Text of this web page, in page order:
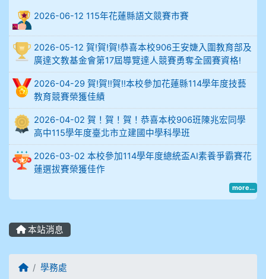
912余 嘉 5A10+
914謝佩臻 5A10+
902蘇奕愷
903陳品帆
904彭子庭
905蔣昇和
906江彥臻
907張晏寧
2026-06-12 115年花蓮縣語文競賽市賽
2026-05-12 賀!賀!賀!恭喜本校906王安婕入圍教育部及
廣達文教基金會第17屆導覽達人競賽勇奪全國賽資格!
2026-04-29 賀!賀!!賀!!本校參加花蓮縣114學年度技藝
教育競賽榮獲佳績
2026-04-02 賀！賀！賀！恭喜本校906班陳兆宏同學
高中115學年度臺北市立建國中學科學班
2026-03-02 本校參加114學年度總統盃AI素養爭霸賽花
蓮選拔賽榮獲佳作
more...
本站消息
回首頁學務處